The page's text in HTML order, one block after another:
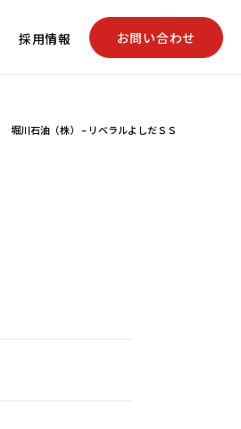
採用情報 お問い合わせ
堀川石油（株） – リベラルよしだＳＳ